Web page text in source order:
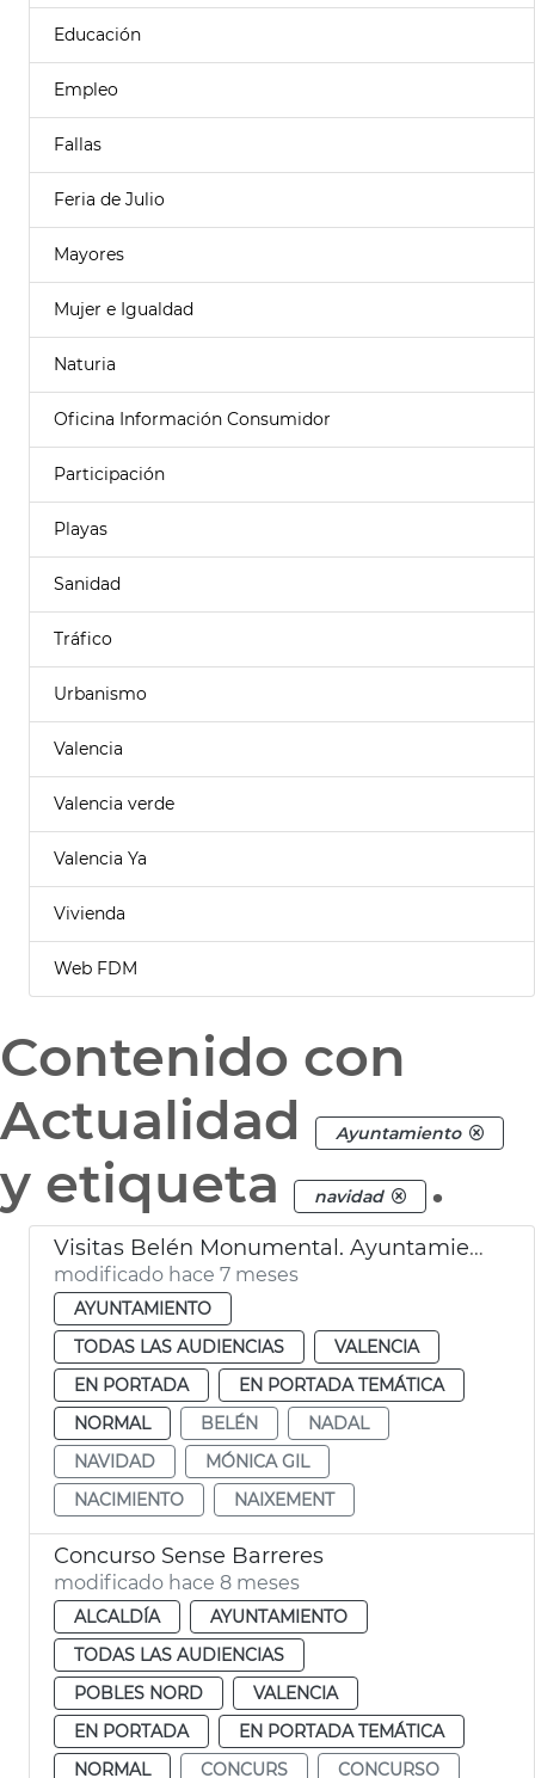
Educación
Empleo
Fallas
Feria de Julio
Mayores
Mujer e Igualdad
Naturia
Oficina Información Consumidor
Participación
Playas
Sanidad
Tráfico
Urbanismo
Valencia
Valencia verde
Valencia Ya
Vivienda
Web FDM
Contenido con
Actualidad
Ayuntamiento
y etiqueta navidad .
Visitas Belén Monumental. Ayuntamiento de València
modificado hace 7 meses
AYUNTAMIENTO
TODAS LAS AUDIENCIAS
VALENCIA
EN PORTADA
EN PORTADA TEMÁTICA
NORMAL
BELÉN
NADAL
NAVIDAD
MÓNICA GIL
NACIMIENTO
NAIXEMENT
Concurso Sense Barreres
modificado hace 8 meses
ALCALDÍA
AYUNTAMIENTO
TODAS LAS AUDIENCIAS
POBLES NORD
VALENCIA
EN PORTADA
EN PORTADA TEMÁTICA
NORMAL
CONCURS CONCURSO